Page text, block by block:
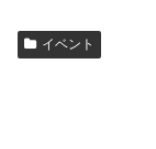
イベント